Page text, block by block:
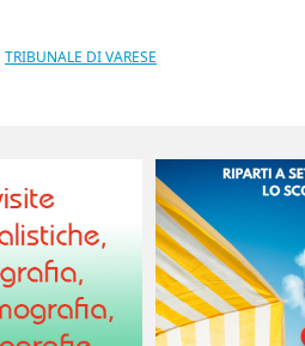
TRIBUNALE DI VARESE